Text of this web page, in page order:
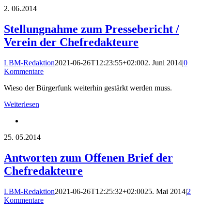
2. 06.2014
Stellungnahme zum Pressebericht /
Verein der Chefredakteure
LBM-Redaktion2021-06-26T12:23:55+02:002. Juni 2014|0
Kommentare
Wieso der Bürgerfunk weiterhin gestärkt werden muss.
Weiterlesen
25. 05.2014
Antworten zum Offenen Brief der
Chefredakteure
LBM-Redaktion2021-06-26T12:25:32+02:0025. Mai 2014|2
Kommentare